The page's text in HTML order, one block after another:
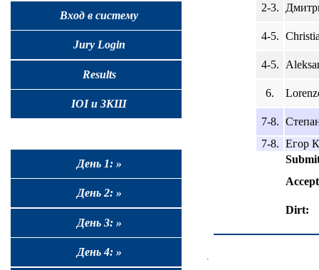
Вход в систему
Jury Login
Results
IOI и ЗКШ
День 1: »
День 2: »
День 3: »
День 4: »
2-3.
4-5.
4-5.
6.
7-8.
7-8. Егор
Dirt: